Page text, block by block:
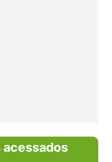
acessados